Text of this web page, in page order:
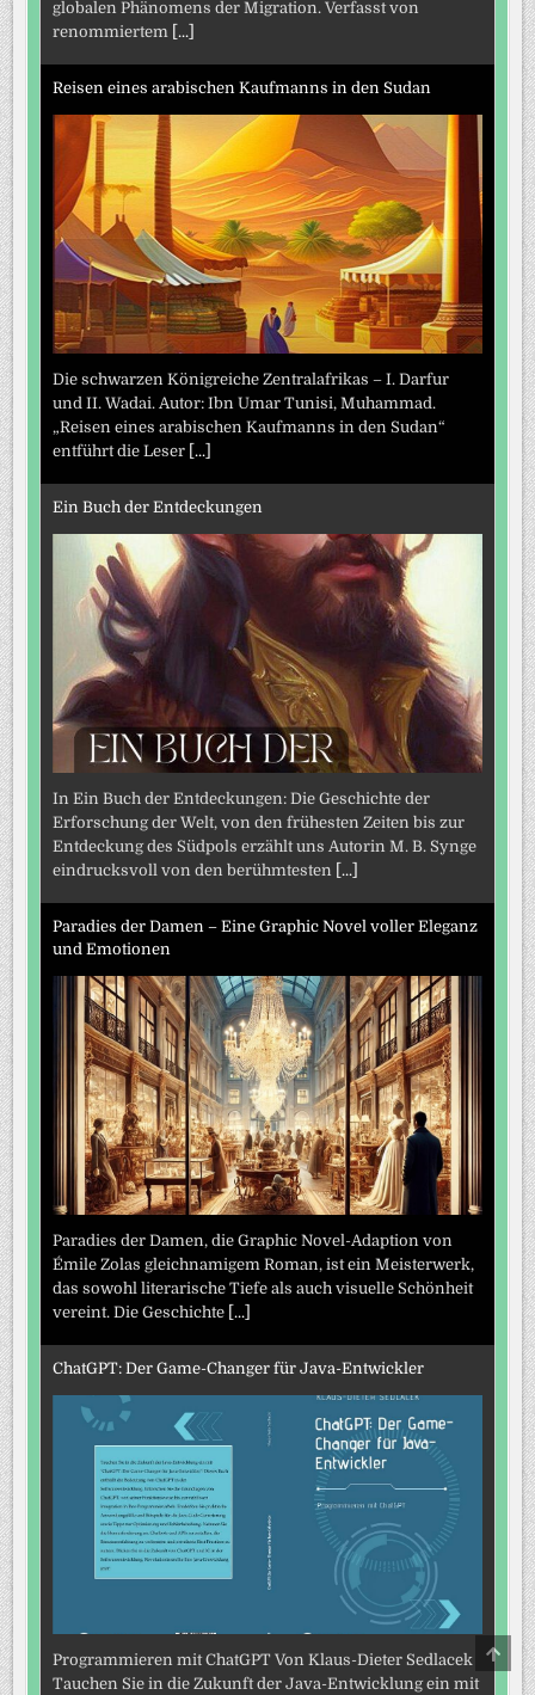
globalen Phänomens der Migration. Verfasst von
renommiertem [...]
Reisen eines arabischen Kaufmanns in den Sudan
Die schwarzen Königreiche Zentralafrikas – I. Darfur
und II. Wadai. Autor: Ibn Umar Tunisi, Muhammad.
„Reisen eines arabischen Kaufmanns in den Sudan“
entführt die Leser [...]
Ein Buch der Entdeckungen
In Ein Buch der Entdeckungen: Die Geschichte der
Erforschung der Welt, von den frühesten Zeiten bis zur
Entdeckung des Südpols erzählt uns Autorin M. B. Synge
eindrucksvoll von den berühmtesten [...]
Paradies der Damen – Eine Graphic Novel voller Eleganz
und Emotionen
Paradies der Damen, die Graphic Novel-Adaption von
Émile Zolas gleichnamigem Roman, ist ein Meisterwerk,
das sowohl literarische Tiefe als auch visuelle Schönheit
vereint. Die Geschichte [...]
ChatGPT: Der Game-Changer für Java-Entwickler
Programmieren mit ChatGPT Von Klaus-Dieter Sedlacek
Tauchen Sie in die Zukunft der Java-Entwicklung ein mit
TO
TOP